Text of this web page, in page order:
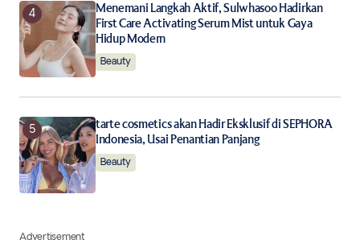
Menemani Langkah Aktif, Sulwhasoo Hadirkan
First Care Activating Serum Mist untuk Gaya
Hidup Modern
Beauty
tarte cosmetics akan Hadir Eksklusif di SEPHORA
Indonesia, Usai Penantian Panjang
Beauty
Advertisement